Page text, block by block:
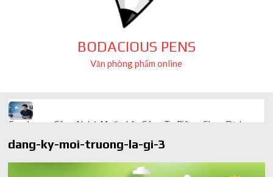
BODACIOUS PENS
Văn phòng phẩm online
Freelancer Công Nghệ Muốn Lên Công Ty Riêng: Chọn Dịch
Quà cá nhân hóa: vì sao món làm riêng luôn ghi điểm
dang-ky-moi-truong-la-gi-3